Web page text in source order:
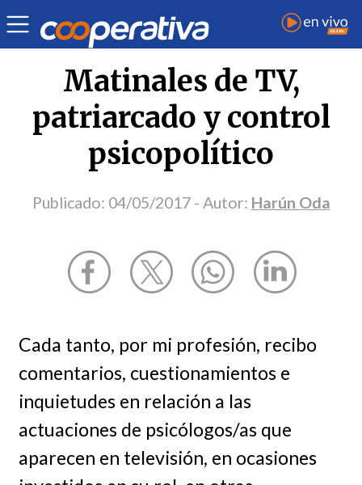
Opinión | Harún Oda
Matinales de TV,
patriarcado y control
psicopolítico
Publicado: 04/05/2017 - Autor: Harún Oda
Cada tanto, por mi profesión, recibo
comentarios, cuestionamientos e
inquietudes en relación a las
actuaciones de psicólogos/as que
aparecen en televisión, en ocasiones